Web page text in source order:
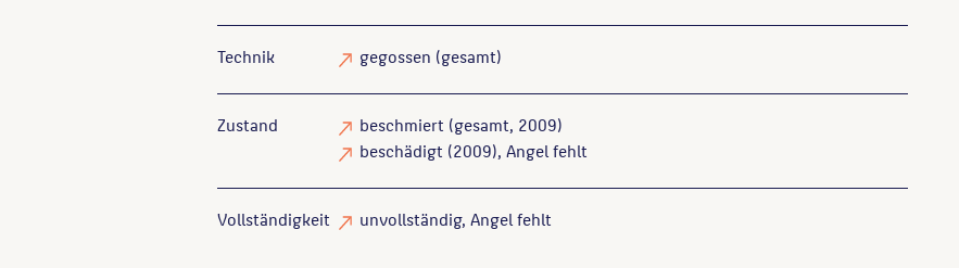
Technik gegossen (gesamt)
Zustand beschmiert (gesamt, 2009)
beschädigt (2009), Angel fehlt
Vollständigkeit unvollständig, Angel fehlt